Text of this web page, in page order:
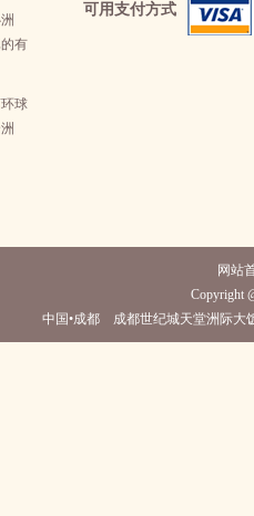
有
球
可用支付方式
网站
Copyright
中国•成都 成都世纪城天堂洲际大